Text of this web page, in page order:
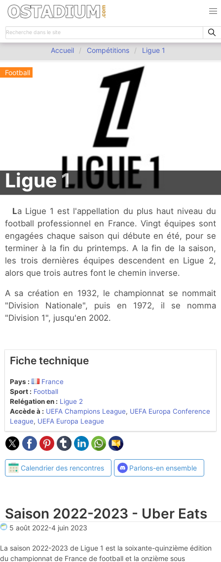
Accueil Compétitions Ligue 1
Football
Ligue 1
La Ligue 1 est l'appellation du plus haut niveau du
football professionnel en France. Vingt équipes sont
engagées chaque saison qui débute en été, pour se
terminer à la fin du printemps. A la fin de la saison,
les trois dernières équipes descendent en Ligue 2,
alors que trois autres font le chemin inverse.
A sa création en 1932, le championnat se nommait
"Division Nationale", puis en 1972, il se nomma
"Division 1", jusqu'en 2002.
Fiche technique
Pays :
France
Sport : Football
Relégation en : Ligue 2
Accède à : UEFA Champions League, UEFA Europa Conference
League, UEFA Europa League
Calendrier des rencontres Parlons-en ensemble
Saison 2022-2023 - Uber Eats
5 août 2022-4 juin 2023
La saison 2022-2023 de Ligue 1 est la soixante-quinzième édition
du championnat de France de football et la onzième sous